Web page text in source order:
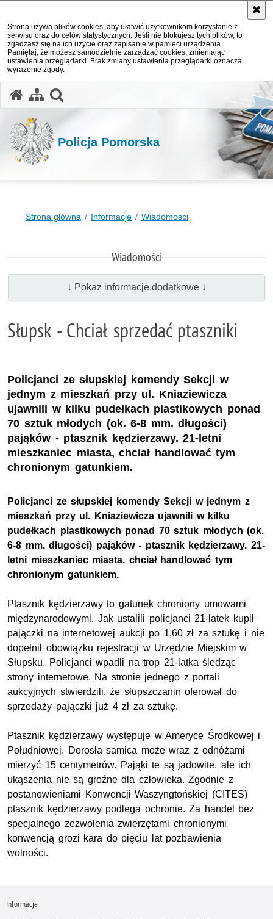
Strona używa plików cookies, aby ułatwić użytkownikom korzystanie z
serwisu oraz do celów statystycznych. Jeśli nie blokujesz tych plików, to
zgadzasz się na ich użycie oraz zapisanie w pamięci urządzenia.
Pamiętaj, że możesz samodzielnie zarządzać cookies, zmieniając
ustawienia przeglądarki. Brak zmiany ustawienia przeglądarki oznacza
wyrażenie zgody.
Policja Pomorska
Strona główna Informacje Wiadomości
Wiadomości
↓ Pokaż informacje dodatkowe ↓
Słupsk - Chciał sprzedać ptaszniki
Policjanci ze słupskiej komendy Sekcji w
jednym z mieszkań przy ul. Kniaziewicza
ujawnili w kilku pudełkach plastikowych ponad
70 sztuk młodych (ok. 6-8 mm. długości)
pająków - ptasznik kędzierzawy. 21-letni
mieszkaniec miasta, chciał handlować tym
chronionym gatunkiem.
Policjanci ze słupskiej komendy Sekcji w jednym z
mieszkań przy ul. Kniaziewicza ujawnili w kilku
pudełkach plastikowych ponad 70 sztuk młodych (ok.
6-8 mm. długości) pająków - ptasznik kędzierzawy. 21-
letni mieszkaniec miasta, chciał handlować tym
chronionym gatunkiem.
Ptasznik kędzierzawy to gatunek chroniony umowami
międzynarodowymi. Jak ustalili policjanci 21-latek kupił
pajączki na internetowej aukcji po 1,60 zł za sztukę i nie
dopełnił obowiązku rejestracji w Urzędzie Miejskim w
Słupsku. Policjanci wpadli na trop 21-latka śledząc
strony internetowe. Na stronie jednego z portali
aukcyjnych stwierdzili, że słupszczanin oferował do
sprzedaży pajączki już 4 zł za sztukę.
Ptasznik kędzierzawy występuje w Ameryce Środkowej i
Południowej. Dorosła samica może wraz z odnóżami
mierzyć 15 centymetrów. Pająki te są jadowite, ale ich
ukąszenia nie są groźne dla człowieka. Zgodnie z
postanowieniami Konwencji Waszyngtońskiej (CITES)
ptasznik kędzierzawy podlega ochronie. Za handel bez
specjalnego zezwolenia zwierzętami chronionymi
konwencją grozi kara do pięciu lat pozbawienia
wolności.
Informacje